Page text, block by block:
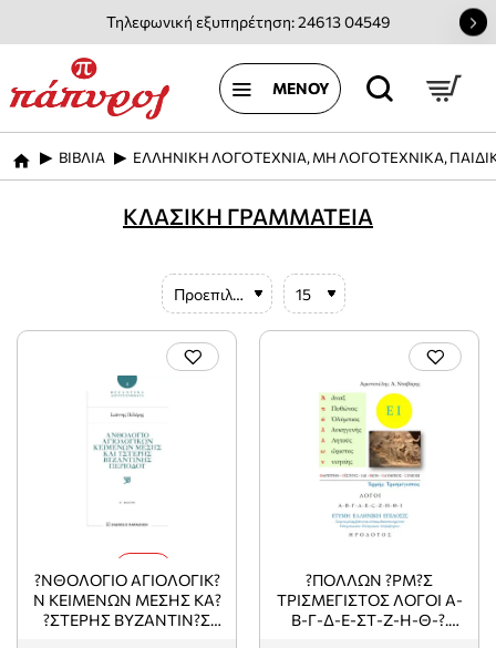
Τηλεφωνική εξυπηρέτηση: 24613 04549
home
ΒΙΒΛΙΑ ΕΛΛΗΝΙΚΗ ΛΟΓΟΤΕΧΝΙΑ, ΜΗ ΛΟΓΟΤΕΧΝΙΚΑ,
ΚΛΑΣΙΚΗ ΓΡΑΜΜΑΤΕΙΑ
?ΝΘΟΛΟΓΙΟ ΑΓΙΟΛΟΓΙΚ?
Ν ΚΕΙΜΕΝΩΝ ΜΕΣΗΣ ΚΑ?
?ΣΤΕΡΗΣ ΒΥΖΑΝΤΙΝ?Σ
?ΠΟΛΛΩΝ ?ΡΜ?Σ
ΤΡΙΣΜΕΓΙΣΤΟΣ ΛΟΓΟΙ Α-
Β-Γ-Δ-Ε-ΣΤ-Ζ-Η-Θ-?.